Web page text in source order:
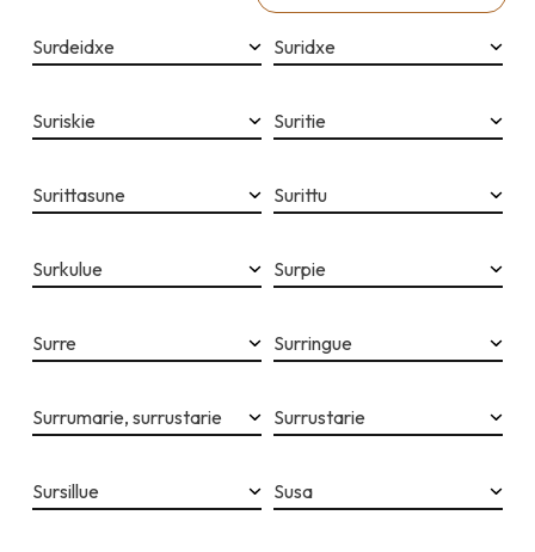
Surdeidxe Suridxe
Suriskie Suritie
Surittasune Surittu
Surkulue Surpie
Surre Surringue
Surrumarie, surrustarie Surrustarie
Sursillue Susa